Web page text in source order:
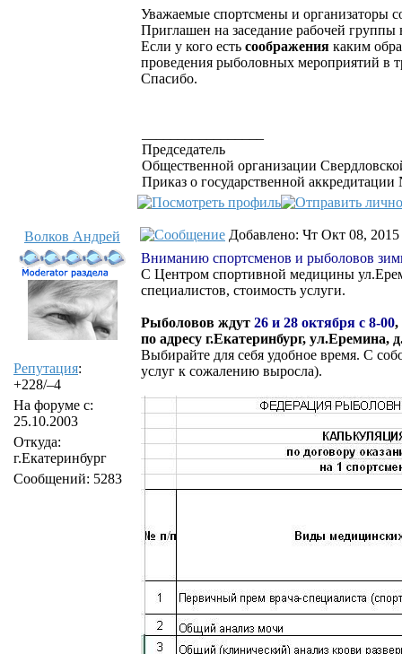
Уважаемые спортсмены и организаторы
Приглашен на заседание рабочей
Если у кого есть соображения каким
проведения рыболовных мероприятий в
Спасибо.
Председатель
Общественной организации
Приказ о государственной
Волков Андрей
Репутация:
+228/–4
На форуме с:
25.10.2003
Откуда:
г.Екатеринбург
Сообщений: 5283
Добавлено: Чт Окт 08, 2015
Вниманию спортсменов и рыболовов
С Центром спортивной медицины
специалистов, стоимость услуги.
Рыболовов ждут 26 и 28 октября с 8-00,
по адресу г.Екатеринбург, ул.Еремина,
Выбирайте для себя удобное время. С
услуг к сожалению выросла).